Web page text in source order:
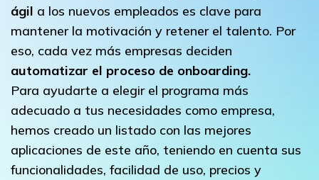
ágil a los nuevos empleados es clave para
mantener la motivación y retener el talento. Por
eso, cada vez más empresas deciden
automatizar el proceso de onboarding.
Para ayudarte a elegir el programa más
adecuado a tus necesidades como empresa,
hemos creado un listado con las mejores
aplicaciones de este año, teniendo en cuenta sus
funcionalidades, facilidad de uso, precios y